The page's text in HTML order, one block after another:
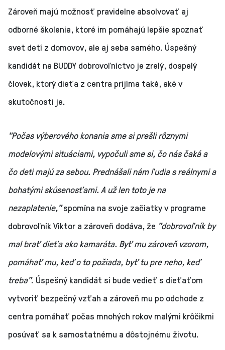
Zároveň majú možnosť pravidelne absolvovať aj
odborné školenia, ktoré im pomáhajú lepšie spoznať
svet detí z domovov, ale aj seba samého. Úspešný
kandidát na BUDDY dobrovoľníctvo je zrelý, dospelý
človek, ktorý dieťa z centra prijíma také, aké v
skutočnosti je.
"Počas výberového konania sme si prešli rôznymi
modelovými situáciami, vypočuli sme si, čo nás čaká a
čo deti majú za sebou. Prednášali nám ľudia s reálnymi a
bohatými skúsenosťami. A už len toto je na
nezaplatenie,"spomína na svoje začiatky v programe
dobrovoľník Viktor a zároveň dodáva, že "dobrovoľník by
mal brať dieťa ako kamaráta. Byť mu zároveň vzorom,
pomáhať mu, keď o to požiada, byť tu pre neho, keď
treba". Úspešný kandidát si bude vedieť s dieťaťom
vytvoriť bezpečný vzťah a zároveň mu po odchode z
centra pomáhať počas mnohých rokov malými krôčikmi
posúvať sa k samostatnému a dôstojnému životu.